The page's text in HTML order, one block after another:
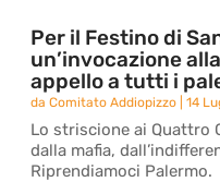
Per il Festino di
un’invocazione
appello a tutti i
daComitato Addiopizzo |14
Lo striscione ai Quattro
dalla mafia,
Riprendiamoci Palermo.